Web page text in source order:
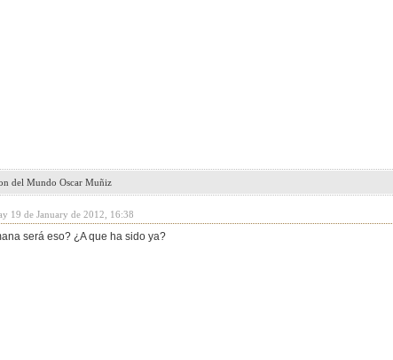
del Mundo Oscar Muñiz
19 de January de 2012, 16:38
será eso? ¿A que ha sido ya?